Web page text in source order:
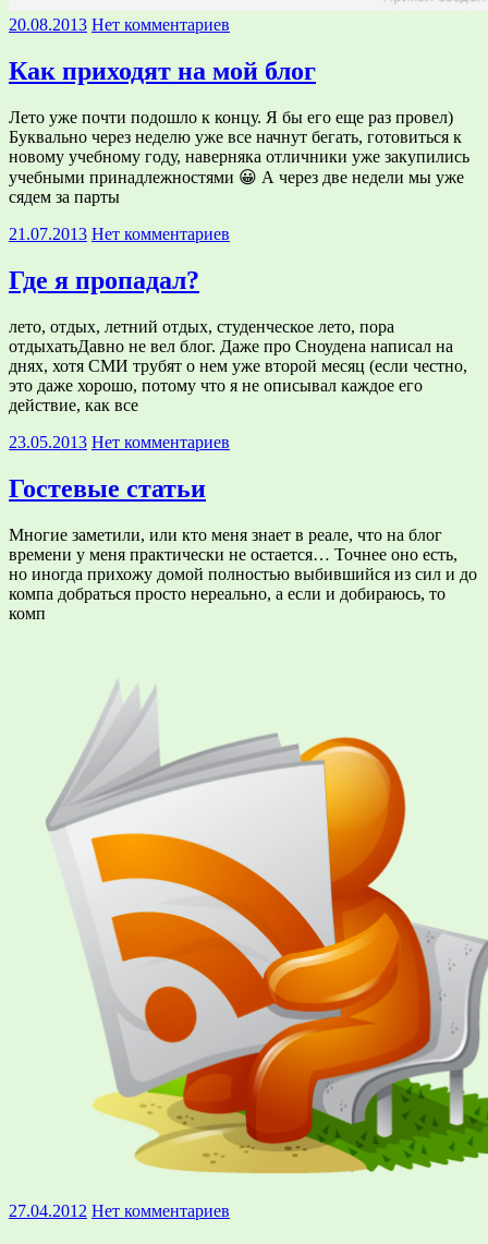
20.08.2013 Нет комментариев
Как приходят на мой блог
Лето уже почти подошло к концу. Я бы его еще раз провел)
Буквально через неделю уже все начнут бегать, готовиться к
новому учебному году, наверняка отличники уже закупились
учебными принадлежностями 😀 А через две недели мы уже
сядем за парты
21.07.2013 Нет комментариев
Где я пропадал?
лето, отдых, летний отдых, студенческое лето, пора
отдыхатьДавно не вел блог. Даже про Сноудена написал на
днях, хотя СМИ трубят о нем уже второй месяц (если честно,
это даже хорошо, потому что я не описывал каждое его
действие, как все
23.05.2013 Нет комментариев
Гостевые статьи
Многие заметили, или кто меня знает в реале, что на блог
времени у меня практически не остается… Точнее оно есть,
но иногда прихожу домой полностью выбившийся из сил и до
компа добраться просто нереально, а если и добираюсь, то
комп
27.04.2012 Нет комментариев